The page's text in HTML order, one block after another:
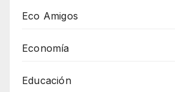
Eco Amigos
Economía
Educación